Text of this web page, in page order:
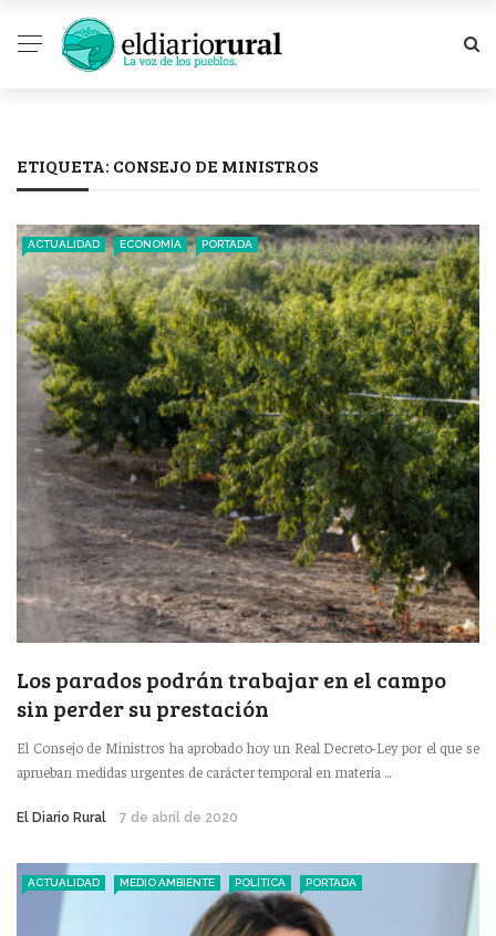
ETIQUETA: CONSEJO DE MINISTROS
ACTUALIDAD ECONOMÍA PORTADA
Los parados podrán trabajar en el campo
sin perder su prestación
El Consejo de Ministros ha aprobado hoy un Real Decreto-Ley por el que se
aprueban medidas urgentes de carácter temporal en materia ...
El Diario Rural 7 de abril de 2020
ACTUALIDAD MEDIO AMBIENTE POLÍTICA PORTADA